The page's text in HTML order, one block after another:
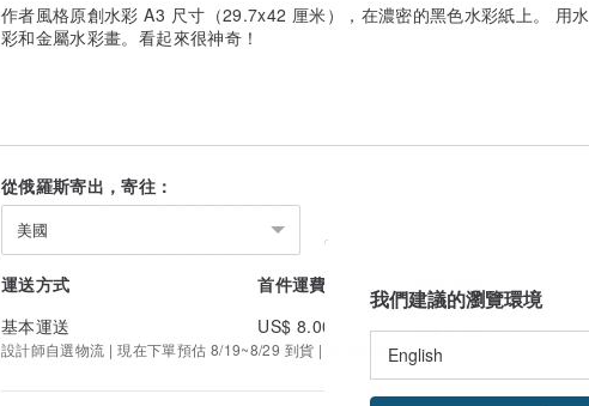
作者風格原創水彩 A3 尺寸（29.7x42 厘米），在濃密的黑色水彩紙上。 用水
彩和金屬水彩畫。看起來很神奇！
從俄羅斯寄出，寄往：
美國
運送方式 首件運費
基本運送
US$ 8.00 US$ 0.00
設計師自選物流 | 現在下單預估 8/19~8/29 到貨 | 提供追蹤
我們建議的瀏覽環境